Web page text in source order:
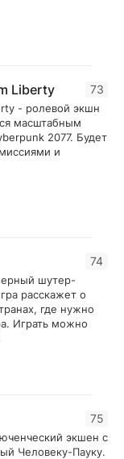
73
Liberty
- ролевой экшн
масштабным
2077. Будет
и
74
шутер-
расскажет о
где нужно
Играть можно
75
экшен с
Человеку-Пауку.